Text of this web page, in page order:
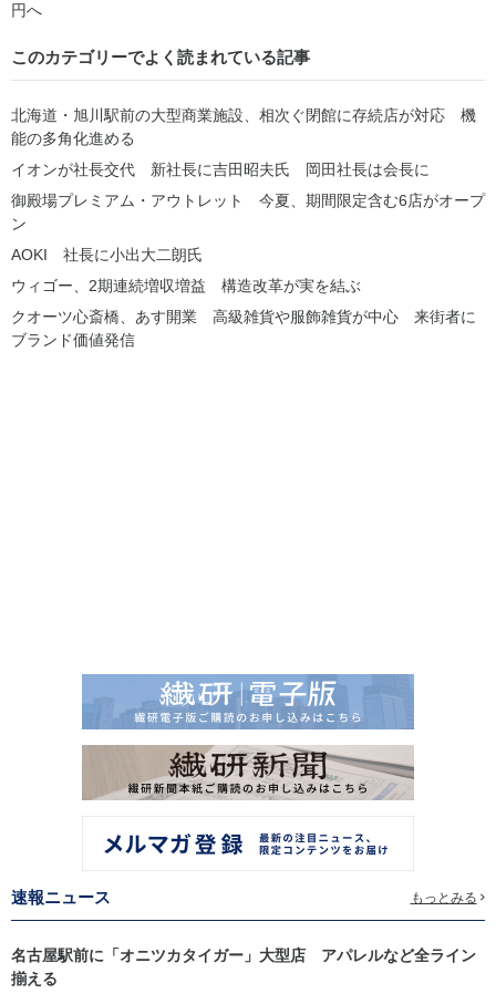
円へ
このカテゴリーでよく読まれている記事
北海道・旭川駅前の大型商業施設、相次ぐ閉館に存続店が対応 機
能の多角化進める
イオンが社長交代 新社長に吉田昭夫氏 岡田社長は会長に
御殿場プレミアム・アウトレット 今夏、期間限定含む6店がオープ
ン
AOKI 社長に小出大二朗氏
ウィゴー、2期連続増収増益 構造改革が実を結ぶ
クオーツ心斎橋、あす開業 高級雑貨や服飾雑貨が中心 来街者に
ブランド価値発信
速報ニュース もっとみる
名古屋駅前に「オニツカタイガー」大型店 アパレルなど全ライン
揃える